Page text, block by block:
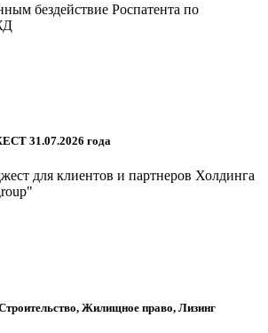
бездействие Роспатента по
31.07.2026 года
для клиентов и партнеров Холдинга
Жилищное право, Лизинг